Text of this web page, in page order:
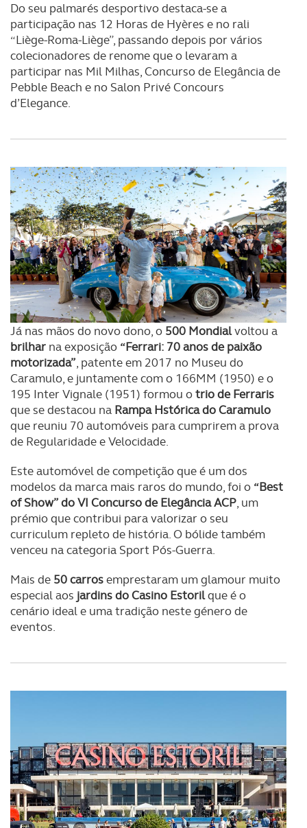
Do seu palmarés desportivo destaca-se a
participação nas 12 Horas de Hyères e no rali
“Liège-Roma-Liège”, passando depois por vários
colecionadores de renome que o levaram a
participar nas Mil Milhas, Concurso de Elegância de
Pebble Beach e no Salon Privé Concours
d’Elegance.
Já nas mãos do novo dono, o 500 Mondialvoltou a
brilhar na exposição “Ferrari: 70 anos de paixão
motorizada”, patente em 2017 no Museu do
Caramulo, e juntamente com o 166MM (1950) e o
195 Inter Vignale (1951) formou otrio de Ferraris
que se destacou na Rampa Hstórica do Caramulo
que reuniu 70 automóveis para cumprirem a prova
de Regularidade e Velocidade.
Este automóvel de competição que é um dos
modelos da marca mais raros do mundo, foi o “Best
of Show” do VI Concurso de Elegância ACP, um
prémio que contribui para valorizar o seu
curriculum repleto de história. O bólide também
venceu na categoria Sport Pós-Guerra.
Mais de 50 carrosemprestaram um glamour muito
especial aos jardins do Casino Estorilque é o
cenário ideal e uma tradição neste género de
eventos.